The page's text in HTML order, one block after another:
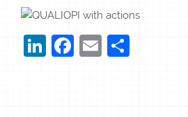
LinkedIn
Facebook
Email